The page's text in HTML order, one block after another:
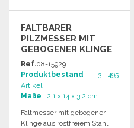
FALTBARER
PILZMESSER MIT
GEBOGENER KLINGE
Ref.08-15929
Produktbestand : 3 495
Artikel
Maße : 2.1 x 14 x 3.2 cm
Faltmesser mit gebogener
Klinge aus rostfreiem Stahl